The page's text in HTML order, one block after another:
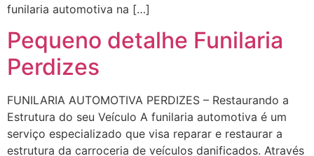
funilaria automotiva na […]
Pequeno detalhe Funilaria
Perdizes
FUNILARIA AUTOMOTIVA PERDIZES – Restaurando a
Estrutura do seu Veículo A funilaria automotiva é um
serviço especializado que visa reparar e restaurar a
estrutura da carroceria de veículos danificados. Através